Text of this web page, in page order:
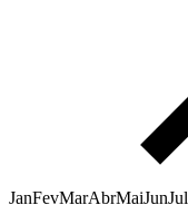
JanFevMarAbrMaiJunJul